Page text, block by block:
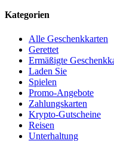
Kategorien
Alle Geschenkkarten
Gerettet
Ermäßigte
Laden Sie
Spielen
Promo-Angebote
Zahlungskarten
Krypto-Gutscheine
Reisen
Unterhaltung